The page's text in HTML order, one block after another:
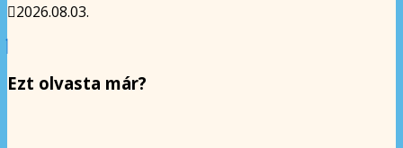
2026.08.03.
Ezt olvasta már?